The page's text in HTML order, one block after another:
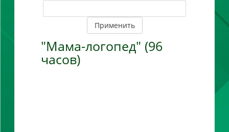
Применить
"Мама-логопед" (96
часов)